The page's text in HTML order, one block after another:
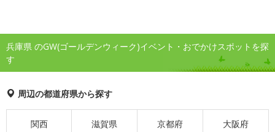
兵庫県 のGW(ゴールデンウィーク)イベント・おでかけスポットを探
す
周辺の都道府県から探す
関西 滋賀県 京都府 大阪府